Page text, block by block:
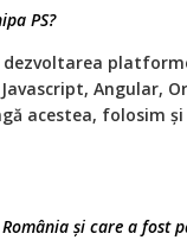
PS?
dezvoltarea
Angular,
acestea, folosim
și care a fost